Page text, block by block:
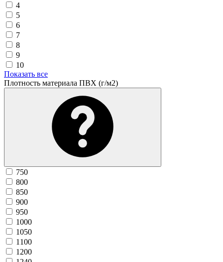
4
5
6
7
8
9
10
Показать все
Плотность материала ПВХ (г/м2)
750
800
850
900
950
1000
1050
1100
1200